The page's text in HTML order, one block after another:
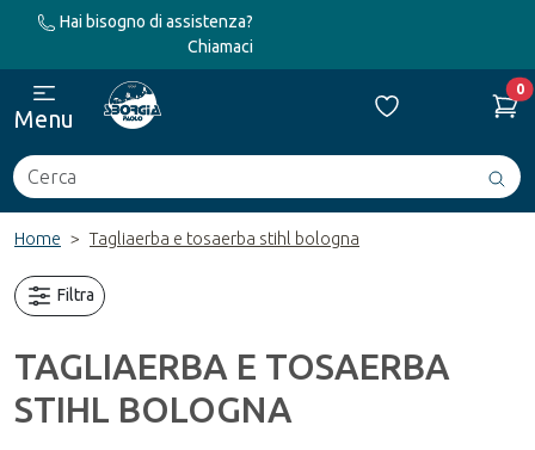
Hai bisogno di assistenza?
Chiamaci
Cerca
0
Menu
Home Tagliaerba e tosaerba stihl bologna
Filtra
TAGLIAERBA E TOSAERBA
STIHL BOLOGNA